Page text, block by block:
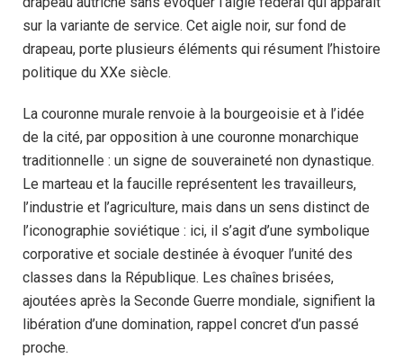
sur la variante de service. Cet aigle noir, sur fond de
drapeau, porte plusieurs éléments qui résument l’histoire
politique du XXe siècle.
La couronne murale renvoie à la bourgeoisie et à l’idée
de la cité, par opposition à une couronne monarchique
traditionnelle : un signe de souveraineté non dynastique.
Le marteau et la faucille représentent les travailleurs,
l’industrie et l’agriculture, mais dans un sens distinct de
l’iconographie soviétique : ici, il s’agit d’une symbolique
corporative et sociale destinée à évoquer l’unité des
classes dans la République. Les chaînes brisées,
ajoutées après la Seconde Guerre mondiale, signifient la
libération d’une domination, rappel concret d’un passé
proche.